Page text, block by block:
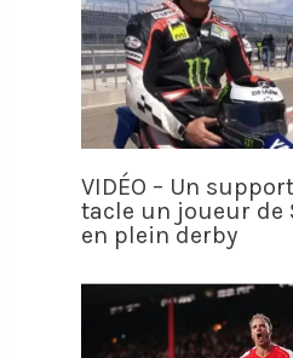
VIDÉO – Un
tacle un joueur de
en plein derby